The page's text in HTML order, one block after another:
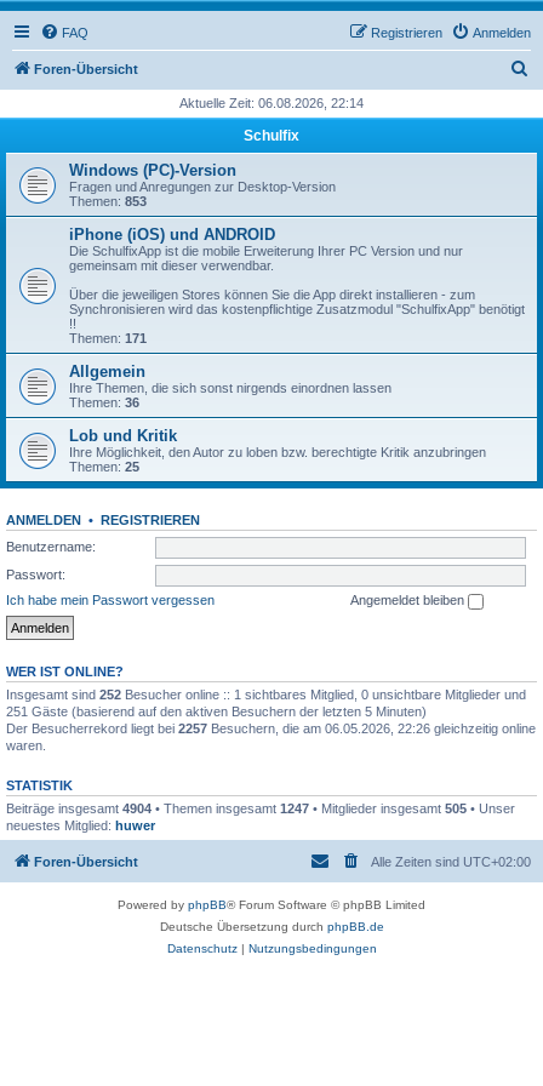
FAQ Anmelden
Registrieren
Foren-Übersicht
h
Aktuelle Zeit: 06.08.2026, 22:14
Schulfix
Windows (PC)-Version
Fragen und Anregungen zur Desktop-Version
Themen: 853
iPhone (iOS) und ANDROID
Die SchulfixApp ist die mobile Erweiterung Ihrer PC Version und nur
gemeinsam mit dieser verwendbar.
Über die jeweiligen Stores können Sie die App direkt installieren - zum
Synchronisieren wird das kostenpflichtige Zusatzmodul "SchulfixApp" benötigt
!!
Themen: 171
Allgemein
Ihre Themen, die sich sonst nirgends einordnen lassen
Themen: 36
Lob und Kritik
Ihre Möglichkeit, den Autor zu loben bzw. berechtigte Kritik anzubringen
Themen: 25
ANMELDEN • REGISTRIEREN
Benutzername:
Passwort:
Ich habe mein Passwort vergessen
Angemeldet bleiben
WER IST ONLINE?
Insgesamt sind 252 Besucher online :: 1 sichtbares Mitglied, 0 unsichtbare Mitglieder und
251 Gäste (basierend auf den aktiven Besuchern der letzten 5 Minuten)
Der Besucherrekord liegt bei 2257 Besuchern, die am 06.05.2026, 22:26 gleichzeitig online
waren.
STATISTIK
Beiträge insgesamt 4904 • Themen insgesamt 1247 • Mitglieder insgesamt 505 • Unser
neuestes Mitglied: huwer
Foren-Übersicht Alle Zeiten sind UTC+02:00
Powered by phpBB® Forum Software © phpBB Limited
Deutsche Übersetzung durch phpBB.de
Datenschutz| Nutzungsbedingungen